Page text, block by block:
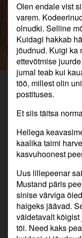
Olen endale vist
varem.
olnudki. Selline
Kuidagi hakkab
jõudnud. Kuigi ka
ettevõtmise
jumal teab kui
töö, millest olin
postituses.
Et siis täitsa
Hellega
kaalika taimi
kasvuhoonest
Uus lillepeenar
Mustand päris
sinise värviga
haigeks jäävad.
väidetavalt
tõi. Need kaks